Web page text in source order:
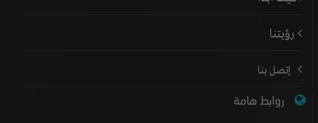
رؤيتنا
إتصل بنا
روابط هامة